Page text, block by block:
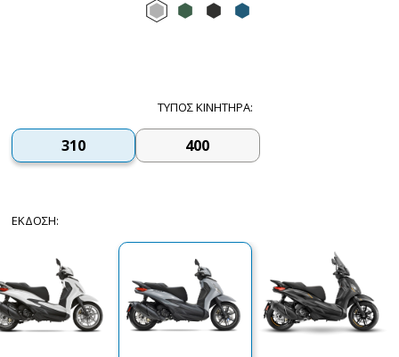
Grigio Mercurio
Verde Jungle
Nero Meteora
ΤΎΠΟΣ ΚΙΝΗΤΉΡΑ:
310 400
ΈΚΔΟΣΗ: